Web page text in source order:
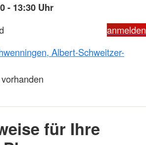
- 13:30 Uhr
anmelden
Albert-Schweitzer-
für Ihre